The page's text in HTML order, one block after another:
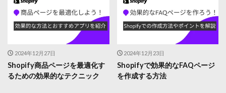
2024年12月27日
Shopify商品ページを最適化す
るための効果的なテクニック
2024年12月23日
Shopifyで効果的なFAQページ
を作成する方法